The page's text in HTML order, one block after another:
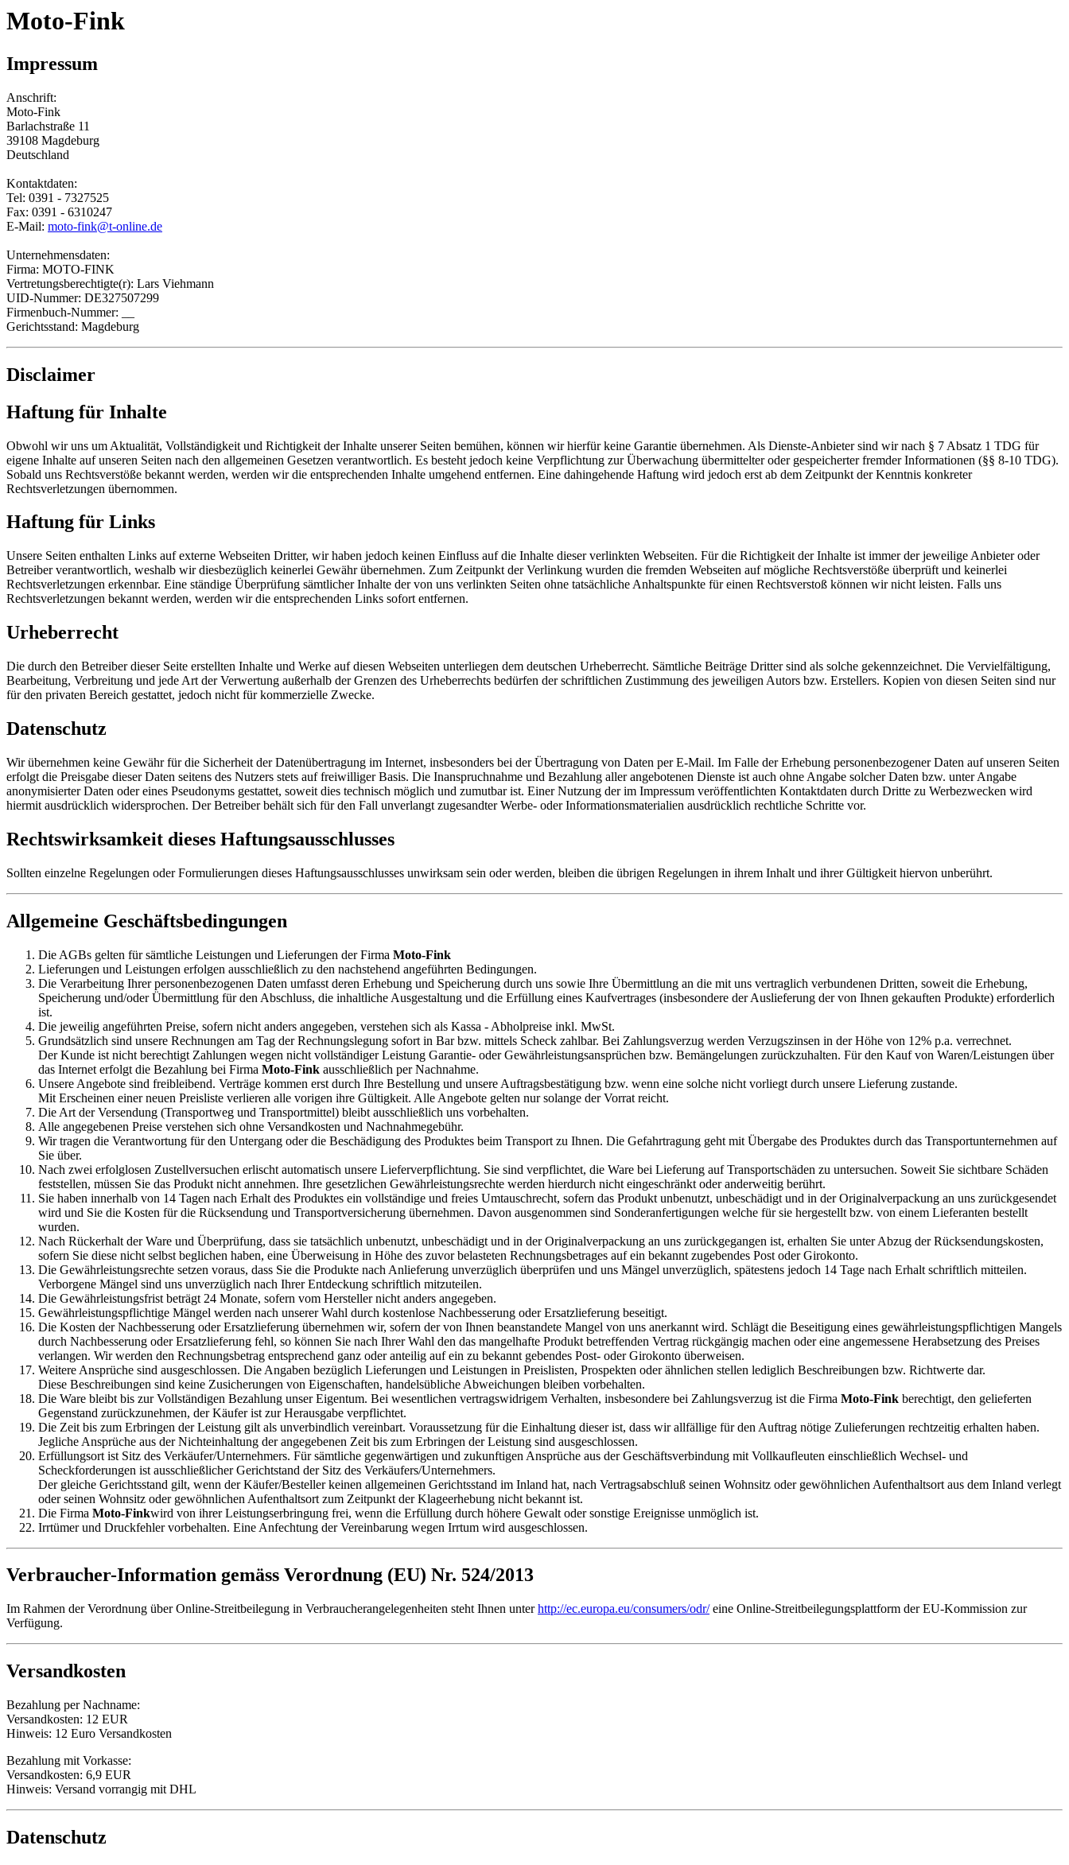
Moto-Fink
Impressum
Anschrift:
Moto-Fink
Barlachstraße 11
39108 Magdeburg
Deutschland
Kontaktdaten:
Tel: 0391 - 7327525
Fax: 0391 - 6310247
E-Mail: moto-fink@t-online.de
Unternehmensdaten:
Firma: MOTO-FINK
Vertretungsberechtigte(r): Lars Viehmann
UID-Nummer: DE327507299
Firmenbuch-Nummer: __
Gerichtsstand: Magdeburg
Disclaimer
Haftung für Inhalte
Obwohl wir uns um Aktualität, Vollständigkeit und Richtigkeit der Inhalte unserer Seiten bemühen, können wir hierfür keine Garantie übernehmen. Als Dienste-Anbieter sind wir nach § 7 Absatz 1 TDG für
eigene Inhalte auf unseren Seiten nach den allgemeinen Gesetzen verantwortlich. Es besteht jedoch keine Verpflichtung zur Überwachung übermittelter oder gespeicherter fremder Informationen (§§ 8-10 TDG).
Sobald uns Rechtsverstöße bekannt werden, werden wir die entsprechenden Inhalte umgehend entfernen. Eine dahingehende Haftung wird jedoch erst ab dem Zeitpunkt der Kenntnis konkreter
Rechtsverletzungen übernommen.
Haftung für Links
Unsere Seiten enthalten Links auf externe Webseiten Dritter, wir haben jedoch keinen Einfluss auf die Inhalte dieser verlinkten Webseiten. Für die Richtigkeit der Inhalte ist immer der jeweilige Anbieter oder
Betreiber verantwortlich, weshalb wir diesbezüglich keinerlei Gewähr übernehmen. Zum Zeitpunkt der Verlinkung wurden die fremden Webseiten auf mögliche Rechtsverstöße überprüft und keinerlei
Rechtsverletzungen erkennbar. Eine ständige Überprüfung sämtlicher Inhalte der von uns verlinkten Seiten ohne tatsächliche Anhaltspunkte für einen Rechtsverstoß können wir nicht leisten. Falls uns
Rechtsverletzungen bekannt werden, werden wir die entsprechenden Links sofort entfernen.
Urheberrecht
Die durch den Betreiber dieser Seite erstellten Inhalte und Werke auf diesen Webseiten unterliegen dem deutschen Urheberrecht. Sämtliche Beiträge Dritter sind als solche gekennzeichnet. Die Vervielfältigung,
Bearbeitung, Verbreitung und jede Art der Verwertung außerhalb der Grenzen des Urheberrechts bedürfen der schriftlichen Zustimmung des jeweiligen Autors bzw. Erstellers. Kopien von diesen Seiten sind nur
für den privaten Bereich gestattet, jedoch nicht für kommerzielle Zwecke.
Datenschutz
Wir übernehmen keine Gewähr für die Sicherheit der Datenübertragung im Internet, insbesonders bei der Übertragung von Daten per E-Mail. Im Falle der Erhebung personenbezogener Daten auf unseren Seiten
erfolgt die Preisgabe dieser Daten seitens des Nutzers stets auf freiwilliger Basis. Die Inanspruchnahme und Bezahlung aller angebotenen Dienste ist auch ohne Angabe solcher Daten bzw. unter Angabe
anonymisierter Daten oder eines Pseudonyms gestattet, soweit dies technisch möglich und zumutbar ist. Einer Nutzung der im Impressum veröffentlichten Kontaktdaten durch Dritte zu Werbezwecken wird
hiermit ausdrücklich widersprochen. Der Betreiber behält sich für den Fall unverlangt zugesandter Werbe- oder Informationsmaterialien ausdrücklich rechtliche Schritte vor.
Rechtswirksamkeit dieses Haftungsausschlusses
Sollten einzelne Regelungen oder Formulierungen dieses Haftungsausschlusses unwirksam sein oder werden, bleiben die übrigen Regelungen in ihrem Inhalt und ihrer Gültigkeit hiervon unberührt.
Allgemeine Geschäftsbedingungen
Die AGBs gelten für sämtliche Leistungen und Lieferungen der Firma Moto-Fink
Lieferungen und Leistungen erfolgen ausschließlich zu den nachstehend angeführten Bedingungen.
Die Verarbeitung Ihrer personenbezogenen Daten umfasst deren Erhebung und Speicherung durch uns sowie Ihre Übermittlung an die mit uns vertraglich verbundenen Dritten, soweit die Erhebung,
Speicherung und/oder Übermittlung für den Abschluss, die inhaltliche Ausgestaltung und die Erfüllung eines Kaufvertrages (insbesondere der Auslieferung der von Ihnen gekauften Produkte) erforderlich
ist.
Die jeweilig angeführten Preise, sofern nicht anders angegeben, verstehen sich als Kassa - Abholpreise inkl. MwSt.
Grundsätzlich sind unsere Rechnungen am Tag der Rechnungslegung sofort in Bar bzw. mittels Scheck zahlbar. Bei Zahlungsverzug werden Verzugszinsen in der Höhe von 12% p.a. verrechnet.
Der Kunde ist nicht berechtigt Zahlungen wegen nicht vollständiger Leistung Garantie- oder Gewährleistungsansprüchen bzw. Bemängelungen zurückzuhalten. Für den Kauf von Waren/Leistungen über
das Internet erfolgt die Bezahlung bei Firma Moto-Fink ausschließlich per Nachnahme.
Unsere Angebote sind freibleibend. Verträge kommen erst durch Ihre Bestellung und unsere Auftragsbestätigung bzw. wenn eine solche nicht vorliegt durch unsere Lieferung zustande.
Mit Erscheinen einer neuen Preisliste verlieren alle vorigen ihre Gültigkeit. Alle Angebote gelten nur solange der Vorrat reicht.
Die Art der Versendung (Transportweg und Transportmittel) bleibt ausschließlich uns vorbehalten.
Alle angegebenen Preise verstehen sich ohne Versandkosten und Nachnahmegebühr.
Wir tragen die Verantwortung für den Untergang oder die Beschädigung des Produktes beim Transport zu Ihnen. Die Gefahrtragung geht mit Übergabe des Produktes durch das Transportunternehmen auf
Sie über.
Nach zwei erfolglosen Zustellversuchen erlischt automatisch unsere Lieferverpflichtung. Sie sind verpflichtet, die Ware bei Lieferung auf Transportschäden zu untersuchen. Soweit Sie sichtbare Schäden
feststellen, müssen Sie das Produkt nicht annehmen. Ihre gesetzlichen Gewährleistungsrechte werden hierdurch nicht eingeschränkt oder anderweitig berührt.
Sie haben innerhalb von 14 Tagen nach Erhalt des Produktes ein vollständige und freies Umtauschrecht, sofern das Produkt unbenutzt, unbeschädigt und in der Originalverpackung an uns zurückgesendet
wird und Sie die Kosten für die Rücksendung und Transportversicherung übernehmen. Davon ausgenommen sind Sonderanfertigungen welche für sie hergestellt bzw. von einem Lieferanten bestellt
wurden.
Nach Rückerhalt der Ware und Überprüfung, dass sie tatsächlich unbenutzt, unbeschädigt und in der Originalverpackung an uns zurückgegangen ist, erhalten Sie unter Abzug der Rücksendungskosten,
sofern Sie diese nicht selbst beglichen haben, eine Überweisung in Höhe des zuvor belasteten Rechnungsbetrages auf ein bekannt zugebendes Post oder Girokonto.
Die Gewährleistungsrechte setzen voraus, dass Sie die Produkte nach Anlieferung unverzüglich überprüfen und uns Mängel unverzüglich, spätestens jedoch 14 Tage nach Erhalt schriftlich mitteilen.
Verborgene Mängel sind uns unverzüglich nach Ihrer Entdeckung schriftlich mitzuteilen.
Die Gewährleistungsfrist beträgt 24 Monate, sofern vom Hersteller nicht anders angegeben.
Gewährleistungspflichtige Mängel werden nach unserer Wahl durch kostenlose Nachbesserung oder Ersatzlieferung beseitigt.
Die Kosten der Nachbesserung oder Ersatzlieferung übernehmen wir, sofern der von Ihnen beanstandete Mangel von uns anerkannt wird. Schlägt die Beseitigung eines gewährleistungspflichtigen Mangels
durch Nachbesserung oder Ersatzlieferung fehl, so können Sie nach Ihrer Wahl den das mangelhafte Produkt betreffenden Vertrag rückgängig machen oder eine angemessene Herabsetzung des Preises
verlangen. Wir werden den Rechnungsbetrag entsprechend ganz oder anteilig auf ein zu bekannt gebendes Post- oder Girokonto überweisen.
Weitere Ansprüche sind ausgeschlossen. Die Angaben bezüglich Lieferungen und Leistungen in Preislisten, Prospekten oder ähnlichen stellen lediglich Beschreibungen bzw. Richtwerte dar.
Diese Beschreibungen sind keine Zusicherungen von Eigenschaften, handelsübliche Abweichungen bleiben vorbehalten.
Die Ware bleibt bis zur Vollständigen Bezahlung unser Eigentum. Bei wesentlichen vertragswidrigem Verhalten, insbesondere bei Zahlungsverzug ist die Firma Moto-Fink berechtigt, den gelieferten
Gegenstand zurückzunehmen, der Käufer ist zur Herausgabe verpflichtet.
Die Zeit bis zum Erbringen der Leistung gilt als unverbindlich vereinbart. Voraussetzung für die Einhaltung dieser ist, dass wir allfällige für den Auftrag nötige Zulieferungen rechtzeitig erhalten haben.
Jegliche Ansprüche aus der Nichteinhaltung der angegebenen Zeit bis zum Erbringen der Leistung sind ausgeschlossen.
Erfüllungsort ist Sitz des Verkäufer/Unternehmers. Für sämtliche gegenwärtigen und zukunftigen Ansprüche aus der Geschäftsverbindung mit Vollkaufleuten einschließlich Wechsel- und
Scheckforderungen ist ausschließlicher Gerichtstand der Sitz des Verkäufers/Unternehmers.
Der gleiche Gerichtsstand gilt, wenn der Käufer/Besteller keinen allgemeinen Gerichtsstand im Inland hat, nach Vertragsabschluß seinen Wohnsitz oder gewöhnlichen Aufenthaltsort aus dem Inland verlegt
oder seinen Wohnsitz oder gewöhnlichen Aufenthaltsort zum Zeitpunkt der Klageerhebung nicht bekannt ist.
Die Firma Moto-Finkwird von ihrer Leistungserbringung frei, wenn die Erfüllung durch höhere Gewalt oder sonstige Ereignisse unmöglich ist.
Irrtümer und Druckfehler vorbehalten. Eine Anfechtung der Vereinbarung wegen Irrtum wird ausgeschlossen.
Verbraucher-Information gemäss Verordnung (EU) Nr. 524/2013
Im Rahmen der Verordnung über Online-Streitbeilegung in Verbraucherangelegenheiten steht Ihnen unterhttp://ec.europa.eu/consumers/odr/eine Online-Streitbeilegungsplattform der EU-Kommission zur
Verfügung.
Versandkosten
Bezahlung per Nachname:
Versandkosten: 12 EUR
Hinweis: 12 Euro Versandkosten
Bezahlung mit Vorkasse:
Versandkosten: 6,9 EUR
Hinweis: Versand vorrangig mit DHL
Datenschutz